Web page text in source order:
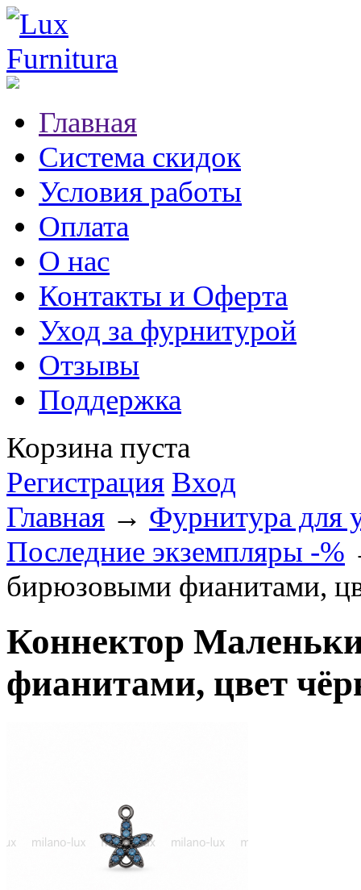
Главная
Система скидок
Условия работы
Оплата
О нас
Контакты и Оферта
Уход за фурнитурой
Отзывы
Поддержка
Корзина пуста
Регистрация Вход
Главная → Фурнитура для
Последние экземпляры -%
бирюзовыми фианитами,
Коннектор
фианитами, цвет